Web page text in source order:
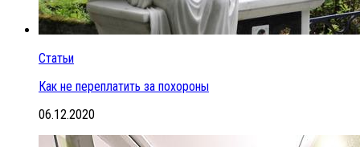
Статьи
Как не переплатить за похороны
06.12.2020